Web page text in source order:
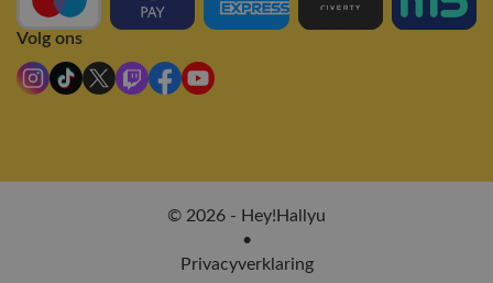
Volg ons
© 2026 - Hey!Hallyu
•
Privacyverklaring